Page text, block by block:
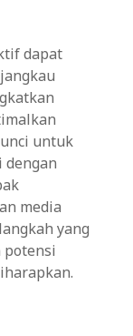
dapat
untuk
dengan
media
yang
potensi